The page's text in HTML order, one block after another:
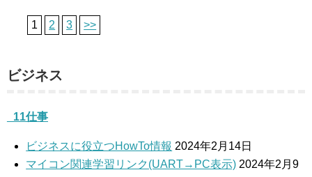
1 2 3 >>
ビジネス
_11仕事
ビジネスに役立つHowTo情報 2024年2月14日
マイコン関連学習リンク(UART→PC表示) 2024年2月9